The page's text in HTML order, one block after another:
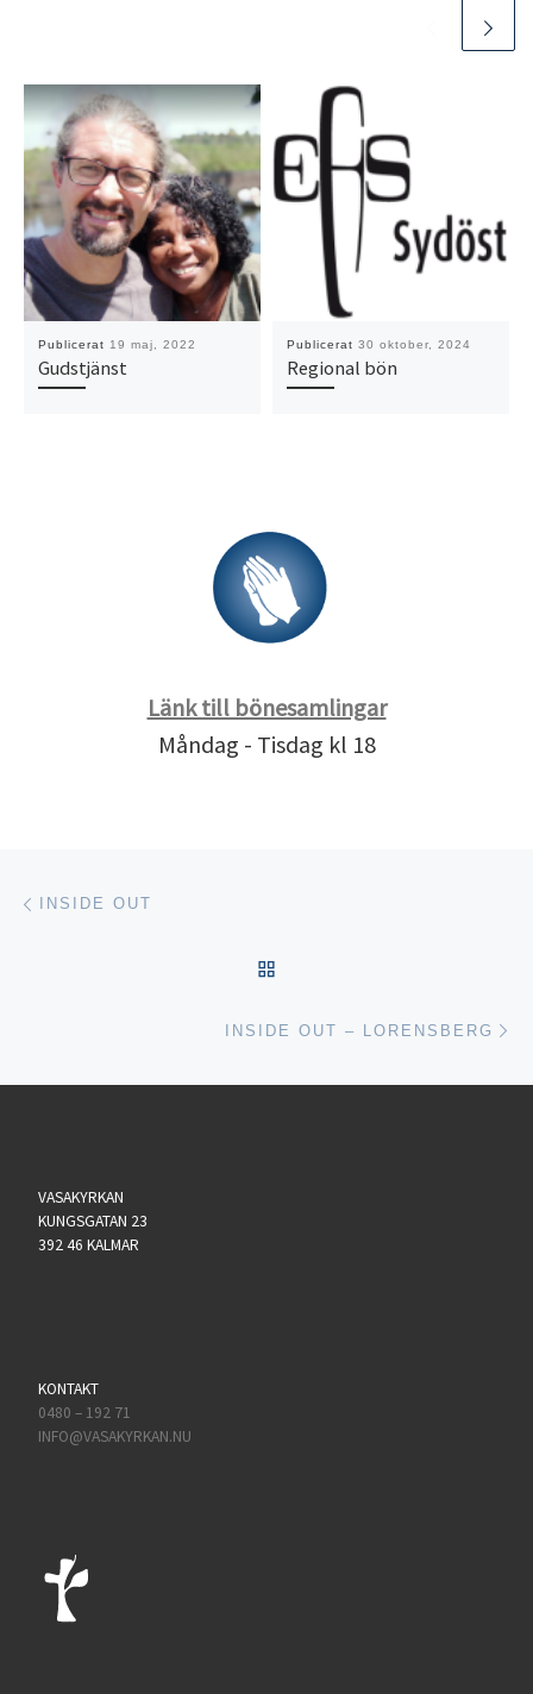
Publicerat 19 maj, 2022
Gudstjänst
Publicerat 30 oktober, 2024
Regional bön
Länk till bönesamlingar
Måndag - Tisdag kl 18
Inläggsnavigering
INSIDE OUT
INSIDE OUT – LORENSBERG
VASAKYRKAN
KUNGSGATAN 23
392 46 KALMAR
KONTAKT
0480 – 192 71
INFO@VASAKYRKAN.NU